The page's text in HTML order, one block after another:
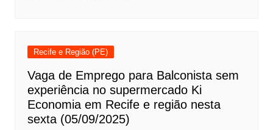
Recife e Região (PE)
Vaga de Emprego para Balconista sem
experiência no supermercado Ki
Economia em Recife e região nesta
sexta (05/09/2025)